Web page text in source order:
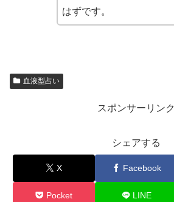
はずです。
血液型占い
スポンサーリンク
シェアする
X Facebook
Pocket LINE